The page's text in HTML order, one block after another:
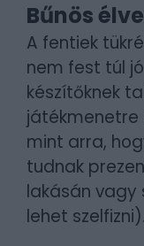
Bűnös
A fentiek
nem fest túl
készítőknek
játékmenetre
mint arra,
tudnak
lakásán vagy
lehet szelfizni).